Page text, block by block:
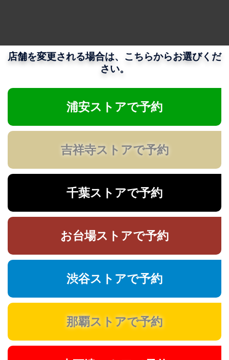
店舗を変更される場合は、こちらからお選びくだ
さい。
浦安ストアで予約
吉祥寺ストアで予約
千葉ストアで予約
お台場ストアで予約
渋谷ストアで予約
那覇ストアで予約